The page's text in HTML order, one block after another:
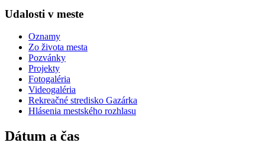
Udalosti v meste
Oznamy
Zo života mesta
Pozvánky
Projekty
Fotogaléria
Videogaléria
Rekreačné stredisko Gazárka
Hlásenia mestského rozhlasu
Dátum a čas